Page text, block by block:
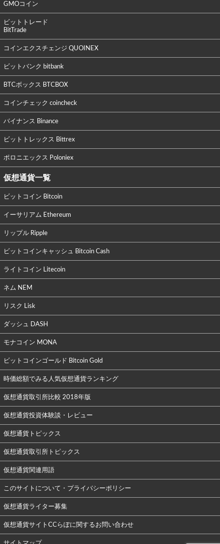
GMOコイン
ビットトレード
BitTrade
コインエクスチェンジ QUOINEX
ビットバンク bitbank
BTCボックス BTCBOX
コインチェック coincheck
バイナンス Binance
ビットトレックス Bittrex
ポロニエックス Poloniex
仮想通貨一覧
ビットコイン Bitcoin
イーサリアム Ethereum
リップル Ripple
ビットコインキャッシュ Bitcoin Cash
ライトコイン Litecoin
ネム NEM
リスク Lisk
ダッシュ DASH
モナコイン MONA
ビットコインゴールド Bitcoin Gold
時価総額でみる人気仮想通貨ランキング
仮想通貨取引所比較 2018年版
仮想通貨投資体験談・レビュー
仮想通貨トピックス
仮想通貨取引所トピックス
仮想通貨関連用語
このサイトについて・プライバシーポリシー
仮想通貨ライター募集
仮想通貨サイトCCらぼに関するお問い合わせ